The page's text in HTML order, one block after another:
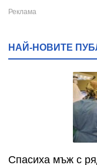
НАЙ-НОВИТЕ
Спасиха мъж с